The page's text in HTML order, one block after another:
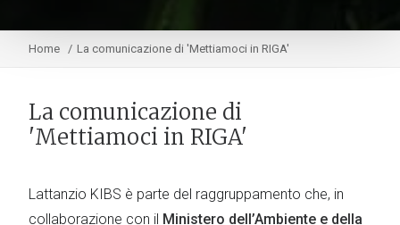
Home La comunicazione di 'Mettiamoci in RIGA'
La comunicazione di
'Mettiamoci in RIGA'
Lattanzio KIBS è parte del raggruppamento che, in
collaborazione con il Ministero dell’Ambiente e della